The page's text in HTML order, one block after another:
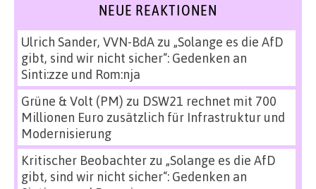
NEUE REAKTIONEN
Ulrich Sander, VVN-BdAzu „Solange es die AfD
gibt, sind wir nicht sicher“: Gedenken an
Sinti:zze und Rom:nja
Grüne & Volt (PM) zu DSW21 rechnet mit 700
Millionen Euro zusätzlich für Infrastruktur und
Modernisierung
Kritischer Beobachterzu „Solange es die AfD
gibt, sind wir nicht sicher“: Gedenken an